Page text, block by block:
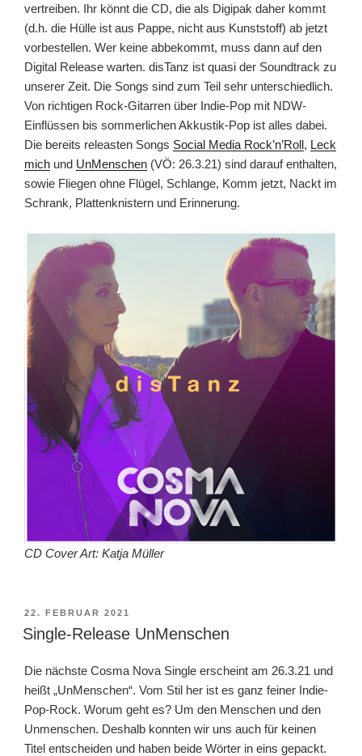
vertreiben. Ihr könnt die CD, die als Digipak daher kommt
(d.h. die Hülle ist aus Pappe, nicht aus Kunststoff) ab jetzt
vorbestellen. Wer keine abbekommt, muss dann auf den
Digital Release warten. disTanz ist quasi der Soundtrack zu
unserer Zeit. Die Songs sind zum Teil sehr unterschiedlich.
Von richtigen Rock-Gitarren über Indie-Pop mit NDW-
Einflüssen bis sommerlichen Akkustik-Pop ist alles dabei.
Die bereits releasten Songs Social Media Rock’n’Roll, Leck
mich und UnMenschen (VÖ: 26.3.21) sind darauf enthalten,
sowie Fliegen ohne Flügel, Schlange, Komm jetzt, Nackt im
Schrank, Plattenknistern und Erinnerung.
CD Cover Art: Katja Müller
VERÖFFENTLICHT
AM
22. FEBRUAR 2021
Single-Release UnMenschen
Die nächste Cosma Nova Single erscheint am 26.3.21 und
heißt „UnMenschen“. Vom Stil her ist es ganz feiner Indie-
Pop-Rock. Worum geht es? Um den Menschen und den
Unmenschen. Deshalb konnten wir uns auch für keinen
Titel entscheiden und haben beide Wörter in eins gepackt.